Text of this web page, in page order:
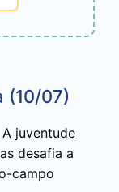
(10/07)
juventude
desafia a
campo